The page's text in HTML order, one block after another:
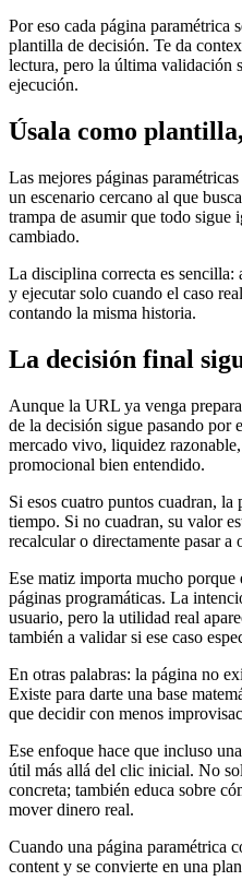
Por eso cada página paramétrica
plantilla de decisión. Te da
lectura, pero la última validación
ejecución.
Úsala como
Las mejores páginas
un escenario cercano al que
trampa de asumir que todo sigue
cambiado.
La disciplina correcta es sencilla:
y ejecutar solo cuando el caso
contando la misma historia.
La decisión final
Aunque la URL ya venga
de la decisión sigue pasando por
mercado vivo, liquidez
promocional bien entendido.
Si esos cuatro puntos cuadran,
tiempo. Si no cuadran, su valor
recalcular o directamente pasar a
Ese matiz importa mucho
páginas programáticas. La
usuario, pero la utilidad real
también a validar si ese caso
En otras palabras: la página no
Existe para darte una base
que decidir con menos
Ese enfoque hace que incluso
útil más allá del clic inicial. No
concreta; también educa sobre
mover dinero real.
Cuando una página paramétrica
content y se convierte en una